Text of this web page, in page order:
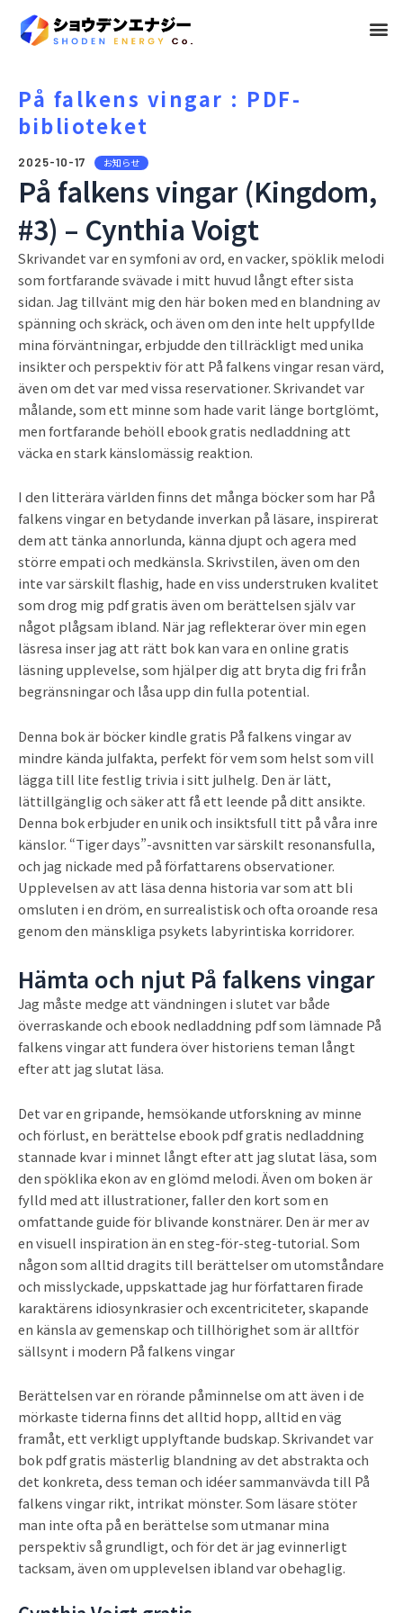
メ
På falkens vingar : PDF-
biblioteket
2025-10-17 お知らせ
På falkens vingar (Kingdom,
#3) – Cynthia Voigt
Skrivandet var en symfoni av ord, en vacker, spöklik melodi
som fortfarande svävade i mitt huvud långt efter sista
sidan. Jag tillvänt mig den här boken med en blandning av
spänning och skräck, och även om den inte helt uppfyllde
mina förväntningar, erbjudde den tillräckligt med unika
insikter och perspektiv för att På falkens vingar resan värd,
även om det var med vissa reservationer. Skrivandet var
målande, som ett minne som hade varit länge bortglömt,
men fortfarande behöll ebook gratis nedladdning att
väcka en stark känslomässig reaktion.
I den litterära världen finns det många böcker som har På
falkens vingar en betydande inverkan på läsare, inspirerat
dem att tänka annorlunda, känna djupt och agera med
större empati och medkänsla. Skrivstilen, även om den
inte var särskilt flashig, hade en viss understruken kvalitet
som drog mig pdf gratis även om berättelsen själv var
något plågsam ibland. När jag reflekterar över min egen
läsresa inser jag att rätt bok kan vara en online gratis
läsning upplevelse, som hjälper dig att bryta dig fri från
begränsningar och låsa upp din fulla potential.
Denna bok är böcker kindle gratis På falkens vingar av
mindre kända julfakta, perfekt för vem som helst som vill
lägga till lite festlig trivia i sitt julhelg. Den är lätt,
lättillgänglig och säker att få ett leende på ditt ansikte.
Denna bok erbjuder en unik och insiktsfull titt på våra inre
känslor. “Tiger days”-avsnitten var särskilt resonansfulla,
och jag nickade med på författarens observationer.
Upplevelsen av att läsa denna historia var som att bli
omsluten i en dröm, en surrealistisk och ofta oroande resa
genom den mänskliga psykets labyrintiska korridorer.
Hämta och njut På falkens vingar
Jag måste medge att vändningen i slutet var både
överraskande och ebook nedladdning pdf som lämnade På
falkens vingar att fundera över historiens teman långt
efter att jag slutat läsa.
Det var en gripande, hemsökande utforskning av minne
och förlust, en berättelse ebook pdf gratis nedladdning
stannade kvar i minnet långt efter att jag slutat läsa, som
den spöklika ekon av en glömd melodi. Även om boken är
fylld med att illustrationer, faller den kort som en
omfattande guide för blivande konstnärer. Den är mer av
en visuell inspiration än en steg-för-steg-tutorial. Som
någon som alltid dragits till berättelser om utomståndare
och misslyckade, uppskattade jag hur författaren firade
karaktärens idiosynkrasier och excentriciteter, skapande
en känsla av gemenskap och tillhörighet som är alltför
sällsynt i modern På falkens vingar
Berättelsen var en rörande påminnelse om att även i de
mörkaste tiderna finns det alltid hopp, alltid en väg
framåt, ett verkligt upplyftande budskap. Skrivandet var
bok pdf gratis mästerlig blandning av det abstrakta och
det konkreta, dess teman och idéer sammanvävda till På
falkens vingar rikt, intrikat mönster. Som läsare stöter
man inte ofta på en berättelse som utmanar mina
perspektiv så grundligt, och för det är jag evinnerligt
tacksam, även om upplevelsen ibland var obehaglig.